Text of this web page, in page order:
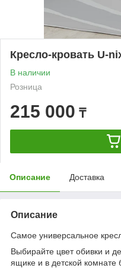
Кресло-кровать U-
В наличии
Розница
215 000 ₸
Описание Доставка
Описание
Самое универсальное
Выбирайте цвет обивки и
ящике и в детской